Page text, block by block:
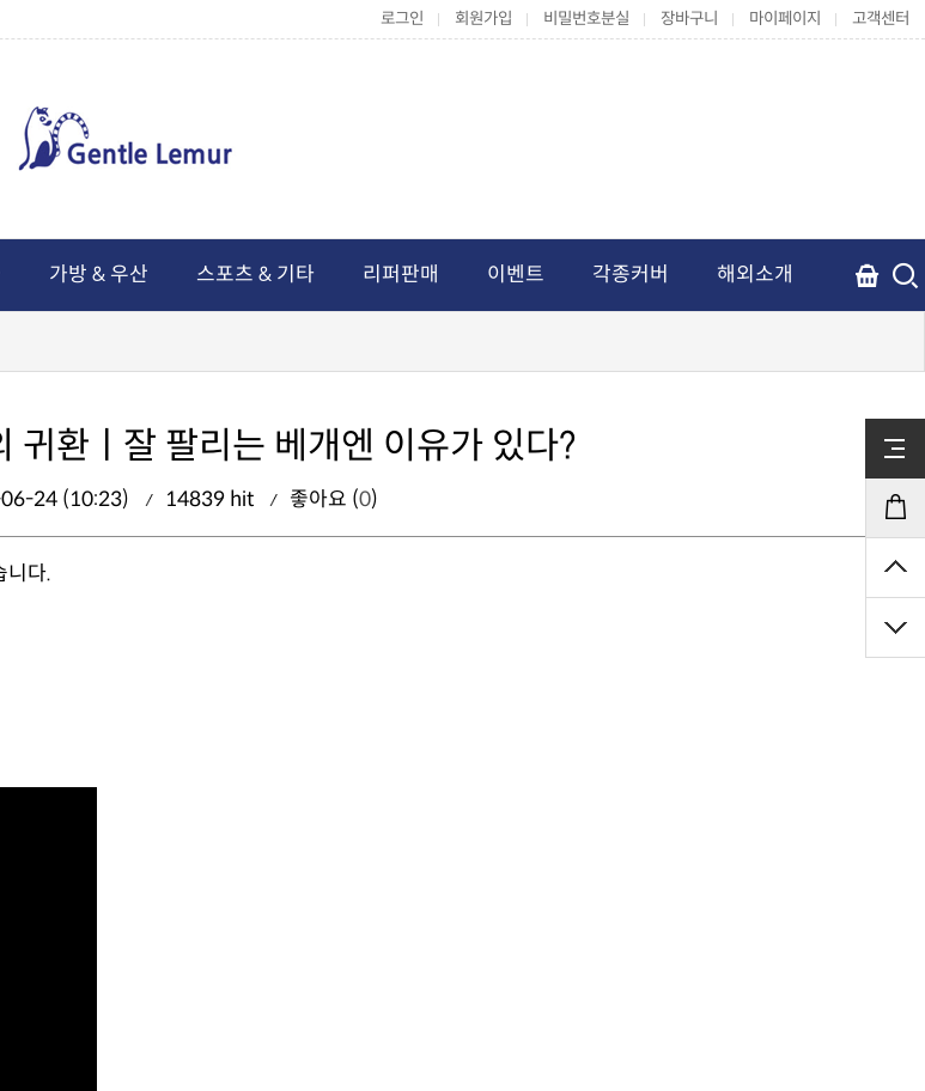
로그인 회원가입 비밀번호분실 장바구니 마이페이지 고객센터
가방 & 우산 스포츠 & 기타 리퍼판매 이벤트 각종커버 해외소개
귀환ㅣ잘 팔리는 베개엔 이유가 있다?
24 (10:23) 14839 hit 좋아요 (0)
니다.